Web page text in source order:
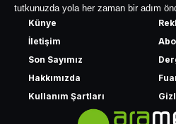
tutkunuzda yola her zaman bir adım
Künye
İletişim
Son Sayımız
Hakkımızda
Kullanım Şartları